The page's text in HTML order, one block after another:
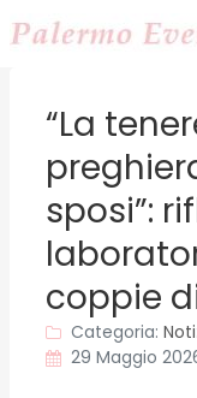
“La
sposi”:
coppie
Categoria:
29 Maggio